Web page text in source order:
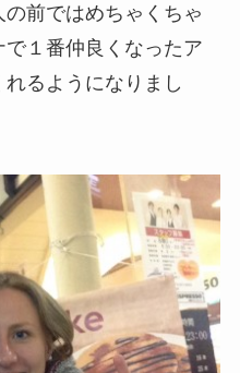
前ではめちゃくちゃ
１番仲良くなったア
るようになりまし